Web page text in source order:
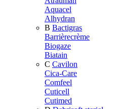
Aquacel
Alhydran
B Bactigras
Barrièrecrème
Biogaze
Biatain
C Cavilon
Cica-Care
Comfeel
Cuticell
Cutimed